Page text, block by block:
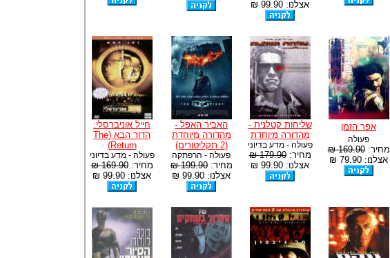
אצלנו: 99.90 ₪
אפר הזמן
פעולה
מחיר:169.90 ₪
אצלנו: 79.90 ₪
שליחות קטלנית -
מהדורה מיוחדת
פעולה - מדע בדיוני
מחיר:179.90 ₪
אצלנו: 99.90 ₪
האביר האפל -
מהדורה מיוחדת
(2 תקליטורים)
פעולה - הרפתקה
מחיר:199.90 ₪
אצלנו: 99.90 ₪
חייל אוניברסלי:
הדור הבא (The
Return)
פעולה - מדע בדיוני
מחיר:169.90 ₪
אצלנו: 99.90 ₪